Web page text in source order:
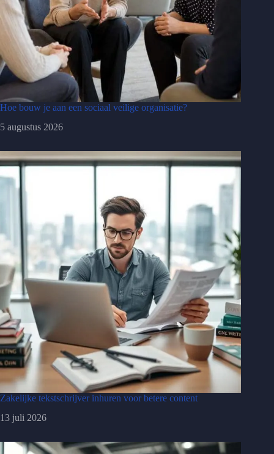
Hoe bouw je aan een sociaal veilige organisatie?
5 augustus 2026
Zakelijke tekstschrijver inhuren voor betere content
13 juli 2026